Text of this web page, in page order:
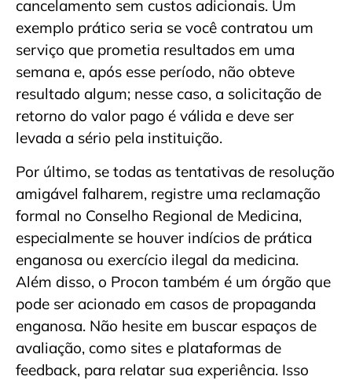
cancelamento sem custos adicionais. Um
exemplo prático seria se você contratou um
serviço que prometia resultados em uma
semana e, após esse período, não obteve
resultado algum; nesse caso, a solicitação de
retorno do valor pago é válida e deve ser
levada a sério pela instituição.
Por último, se todas as tentativas de resolução
amigável falharem, registre uma reclamação
formal no Conselho Regional de Medicina,
especialmente se houver indícios de prática
enganosa ou exercício ilegal da medicina.
Além disso, o Procon também é um órgão que
pode ser acionado em casos de propaganda
enganosa. Não hesite em buscar espaços de
avaliação, como sites e plataformas de
feedback, para relatar sua experiência. Isso